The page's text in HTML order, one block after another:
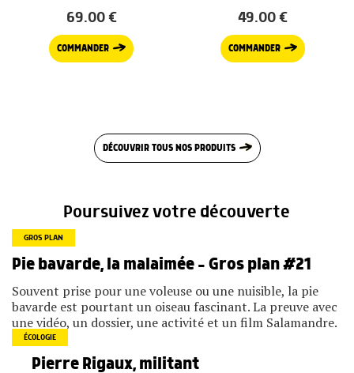
69.00€
COMMANDER
49.00€
COMMANDER
DÉCOUVRIR TOUS NOS PRODUITS
Poursuivez votre découverte
GROS PLAN
Pie bavarde, la malaimée – Gros plan #21
Souvent prise pour une voleuse ou une nuisible, la pie
bavarde est pourtant un oiseau fascinant. La preuve avec
une vidéo, un dossier, une activité et un film Salamandre.
ÉCOLOGIE
Pierre Rigaux, militant